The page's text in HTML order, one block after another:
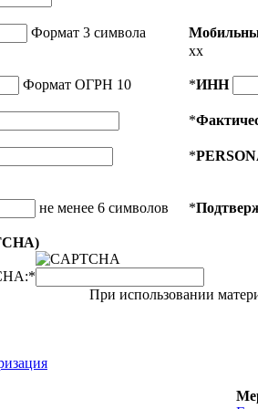
Формат 3 символа
xx
Формат ОГРН 10
*ИНН
*
*
не менее 6 символов *
*
При использовании